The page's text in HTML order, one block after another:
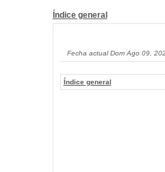
Índice general
Fecha actual Dom Ago 09,
Índice general